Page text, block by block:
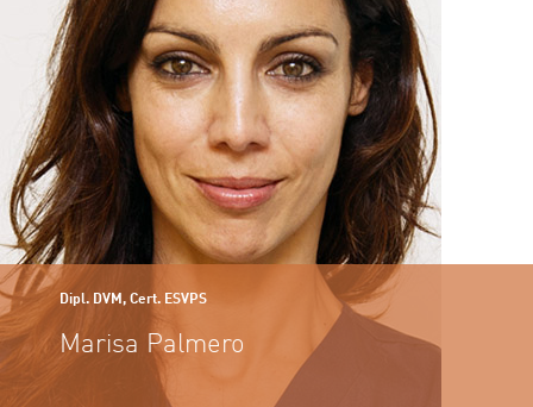
Dipl. DVM, Cert. ESVPS
Marisa Palmero